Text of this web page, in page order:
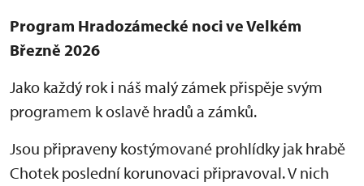
Program Hradozámecké noci ve Velkém
Březně 2026
Jako každý rok i náš malý zámek přispěje svým
programem k oslavě hradů a zámků.
Jsou připraveny kostýmované prohlídky jak hrabě
Chotek poslední korunovaci připravoval. V nich